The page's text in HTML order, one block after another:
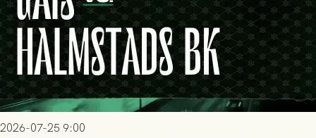
2026-07-25 9:00